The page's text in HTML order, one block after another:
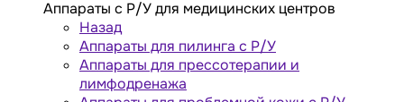
Аппараты с Р/У для медицинских центров
Назад
Аппараты для пилинга с Р/У
Аппараты для прессотерапии и
лимфодренажа